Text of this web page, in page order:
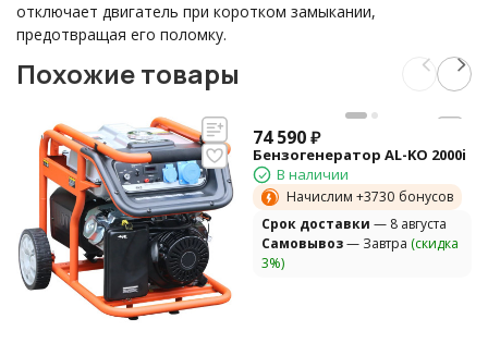
отключает двигатель при коротком замыкании,
предотвращая его поломку.
Похожие товары
74 590 ₽
Бензогенератор AL-KO 2000i
В наличии
Начислим +3730 бонусов
Cрок доставки — 8 августа
Самовывоз— Завтра (скидка
3%)